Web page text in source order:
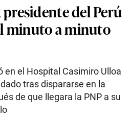
del Perú
minuto a minuto
en el Hospital Casimiro Ulloa
tras dispararse en la
de que llegara la PNP a su